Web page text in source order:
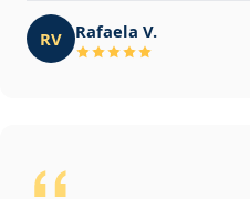
RV Rafaela V.